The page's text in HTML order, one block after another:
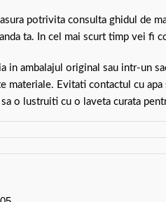
potrivita consulta ghidul de
ta. In cel mai scurt timp vei fi
in ambalajul original sau intr-un
materiale. Evitati contactul cu
o lustruiti cu o laveta curata